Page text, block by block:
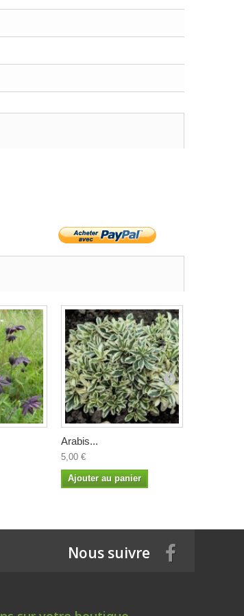
Arabis...
5,00 €
Ajouter au panier
Nous suivre